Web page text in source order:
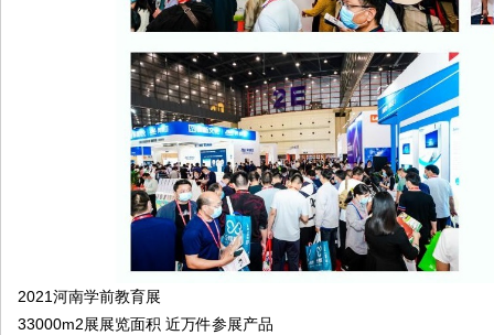
2021河南学前教育展
33000m2展展览面积 近万件参展产品